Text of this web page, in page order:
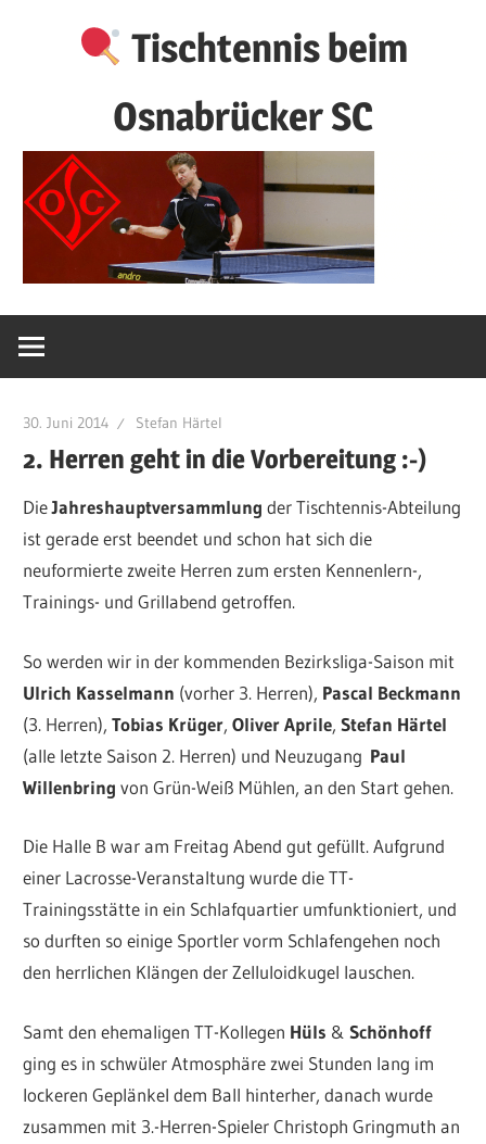
Tischtennis beim
Osnabrücker SC
30. Juni 2014 Stefan Härtel
2. Herren geht in die Vorbereitung :-)
DieJahreshauptversammlung der Tischtennis-Abteilung
ist gerade erst beendet und schon hat sich die
neuformierte zweite Herren zum ersten Kennenlern-,
Trainings- und Grillabend getroffen.
So werden wir in der kommenden Bezirksliga-Saison mit
Ulrich Kasselmann (vorher 3. Herren), Pascal Beckmann
(3. Herren),Tobias Krüger,Oliver Aprile,Stefan Härtel
(alle letzte Saison 2. Herren) und Neuzugang Paul
Willenbring von Grün-Weiß Mühlen, an den Start gehen.
Die Halle B war am Freitag Abend gut gefüllt. Aufgrund
einer Lacrosse-Veranstaltung wurde die TT-
Trainingsstätte in ein Schlafquartier umfunktioniert, und
so durften so einige Sportler vorm Schlafengehen noch
den herrlichen Klängen der Zelluloidkugel lauschen.
Samt den ehemaligen TT-Kollegen Hüls &Schönhoff
ging es in schwüler Atmosphäre zwei Stunden lang im
lockeren Geplänkel dem Ball hinterher, danach wurde
zusammen mit 3.-Herren-Spieler Christoph Gringmuth an